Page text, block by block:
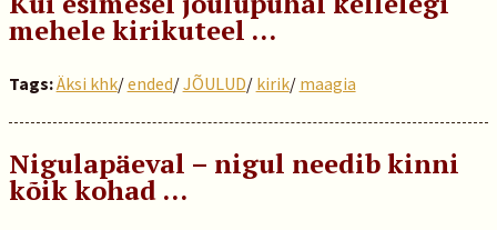
mehele kirikuteel …
Tags:Äksi khk/ended/JÕULUD/ kirik/ maagia
Nigulapäeval – nigul needib kinni
kõik kohad ...